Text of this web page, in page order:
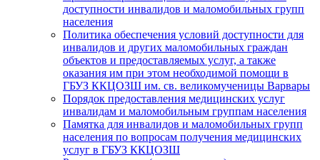
доступности инвалидов и маломобильных групп
населения
Политика обеспечения условий доступности для
инвалидов и других маломобильных граждан
объектов и предоставляемых услуг, а также
оказания им при этом необходимой помощи в
ГБУЗ ККЦОЗШ им. св. великомученицы Варвары
Порядок предоставления медицинских услуг
инвалидам и маломобильным группам населения
Памятка для инвалидов и маломобильных групп
населения по вопросам получения медицинских
услуг в ГБУЗ ККЦОЗШ